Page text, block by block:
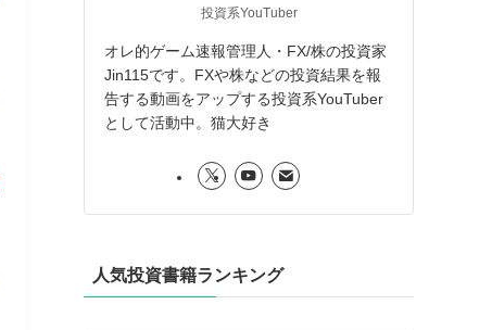
投資系YouTuber
オレ的ゲーム速報管理人・FX/株の投資家
Jin115です。FXや株などの投資結果を報
告する動画をアップする投資系YouTuber
として活動中。猫大好き
人気投資書籍ランキング